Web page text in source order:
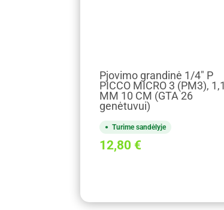
Pjovimo grandinė 1/4" P
PICCO MICRO 3 (PM3), 1,1
MM 10 CM (GTA 26
genėtuvui)
Turime sandėlyje
12,80 €